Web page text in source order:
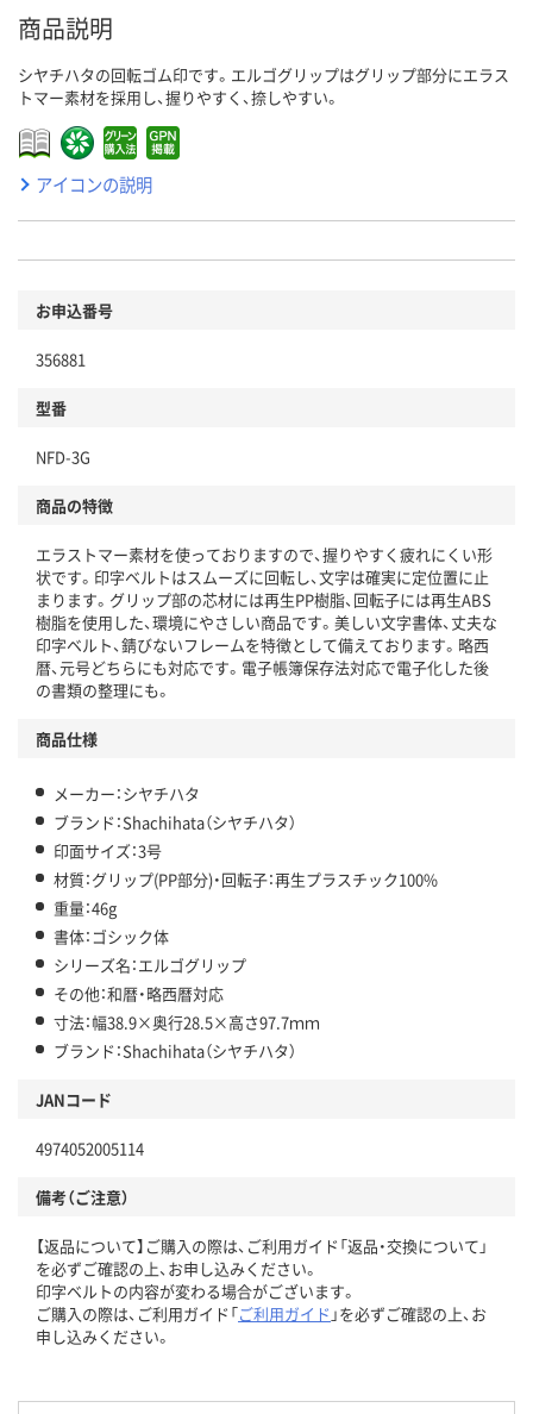
商品説明
シヤチハタの回転ゴム印です。エルゴグリップはグリップ部分にエラス
トマー素材を採用し、握りやすく、捺しやすい。
アイコンの説明
お申込番号
356881
型番
NFD-3G
商品の特徴
エラストマー素材を使っておりますので、握りやすく疲れにくい形
状です。印字ベルトはスムーズに回転し、文字は確実に定位置に止
まります。グリップ部の芯材には再生PP樹脂、回転子には再生ABS
樹脂を使用した、環境にやさしい商品です。美しい文字書体、丈夫な
印字ベルト、錆びないフレームを特徴として備えております。略西
暦、元号どちらにも対応です。電子帳簿保存法対応で電子化した後
の書類の整理にも。
商品仕様
メーカー：シヤチハタ
ブランド：Shachihata（シヤチハタ）
印面サイズ：3号
材質：グリップ(PP部分)・回転子：再生プラスチック100%
重量：46g
書体：ゴシック体
シリーズ名：エルゴグリップ
その他：和暦・略西暦対応
寸法：幅38.9×奥行28.5×高さ97.7ｍｍ
ブランド：Shachihata（シヤチハタ）
JANコード
4974052005114
備考（ご注意）
【返品について】ご購入の際は、ご利用ガイド「返品・交換について」
を必ずご確認の上、お申し込みください。
印字ベルトの内容が変わる場合がございます。
ご購入の際は、ご利用ガイド「ご利用ガイド 」を必ずご確認の上、お
申し込みください。